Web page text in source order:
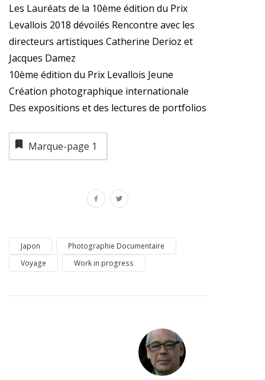
Les Lauréats de la 10ème édition du Prix
Levallois 2018 dévoilés Rencontre avec les
directeurs artistiques Catherine Derioz et
Jacques Damez
10ème édition du Prix Levallois Jeune
Création photographique internationale
Des expositions et des lectures de portfolios
Marque-page 1
Japon
Photographie Documentaire
Voyage
Work in progress